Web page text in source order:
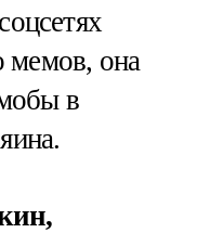
мемов, она
в